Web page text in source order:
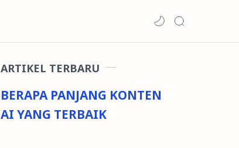
ARTIKEL TERBARU
BERAPA PANJANG KONTEN
AI YANG TERBAIK